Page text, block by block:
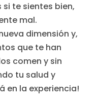
te sientes bien,
mal.
dimensión y,
que te han
comen y sin
tu salud y
en la experiencia!